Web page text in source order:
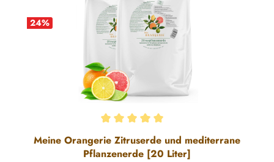
24%
Durchschnittliche Bewertung von 5 von 5 Sternen
Meine Orangerie Zitruserde und mediterrane
Pflanzenerde [20 Liter]